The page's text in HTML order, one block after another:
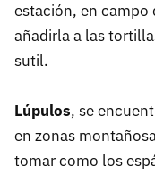
estación, en campo
añadirla a las
sutil.
Lúpulos, se
en zonas
tomar como los